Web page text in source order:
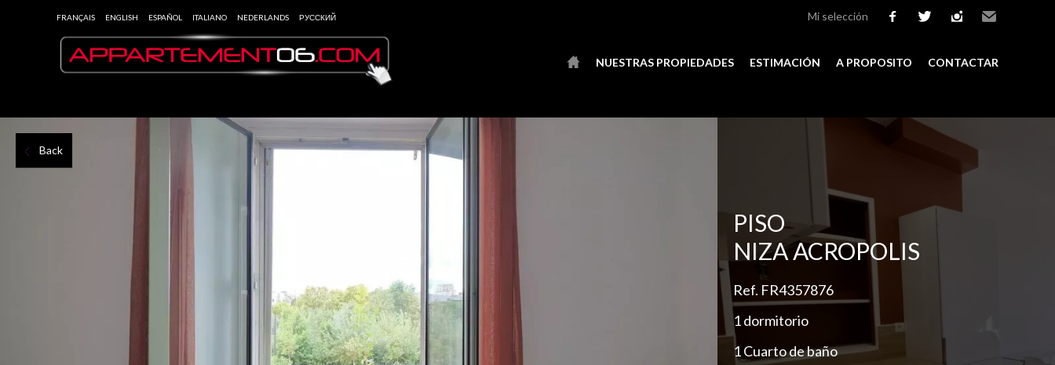
FRANÇAIS ENGLISH ESPAÑOL ITALIANO NEDERLANDS РУССКИЙ Mi selección
NUESTRAS PROPIEDADES ESTIMACIÓN A PROPOSITO CONTACTAR
Back
PISO
NIZA ACROPOLIS
Ref. FR4357876
1 dormitorio
1 Cuarto de baño